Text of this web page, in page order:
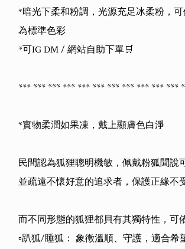
*暗光下柔和粉調，光源充足冰柔粉，
為標準色彩
*可IG DM / 網站自助下單🛒
*** *** *** *** *** *** *** *** *** *** ***
*實物柔潤如果凍，戴上顯膚色白淨
民間認為狐狸聰明機敏，佩戴粉狐聞說
並疏遠不懷好意的追求者，保護正緣不
而不同形態的狐狸都貝有其獨特性，可
▫️趴狐/睡狐： 象徵溫順、守護，適合希